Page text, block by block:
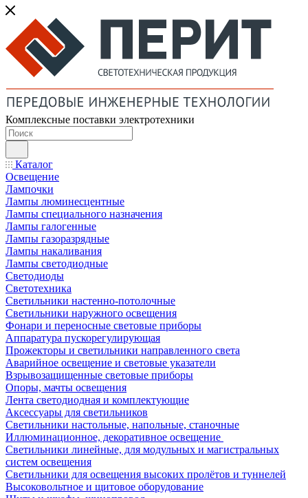
Комплексные поставки электротехники
Каталог
Освещение
Лампочки
Лампы люминесцентные
Лампы специального назначения
Лампы галогенные
Лампы газоразрядные
Лампы накаливания
Лампы светодиодные
Светодиоды
Светотехника
Светильники настенно-потолочные
Светильники наружного освещения
Фонари и переносные световые приборы
Аппаратура пускорегулирующая
Прожекторы и светильники направленного света
Аварийное освещение и световые указатели
Взрывозащищенные световые приборы
Опоры, мачты освещения
Лента светодиодная и комплектующие
Аксессуары для светильников
Светильники настольные, напольные, станочные
Иллюминационное, декоративное освещение
Светильники линейные, для модульных и магистральных
систем освещения
Светильники для освещения высоких пролётов и туннелей
Высоковольтное и щитовое оборудование